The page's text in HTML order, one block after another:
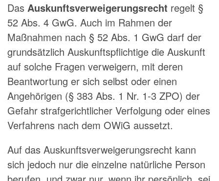
Das Auskunftsverweigerungsrecht regelt §
52 Abs. 4 GwG. Auch im Rahmen der
Maßnahmen nach § 52 Abs. 1 GwG darf der
grundsätzlich Auskunftspflichtige die Auskunft
auf solche Fragen verweigern, mit deren
Beantwortung er sich selbst oder einen
Angehörigen (§ 383 Abs. 1 Nr. 1-3 ZPO) der
Gefahr strafgerichtlicher Verfolgung oder eines
Verfahrens nach dem OWiG aussetzt.
Auf das Auskunftsverweigerungsrecht kann
sich jedoch nur die einzelne natürliche Person